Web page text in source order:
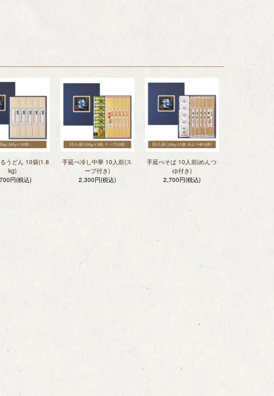
うどん 10袋(1.8
kg)
円(税込)
手延べ冷し中華 10人前(ス
ープ付き)
2,300円(税込)
手延べそば 10人前(めんつ
ゆ付き)
2,700円(税込)